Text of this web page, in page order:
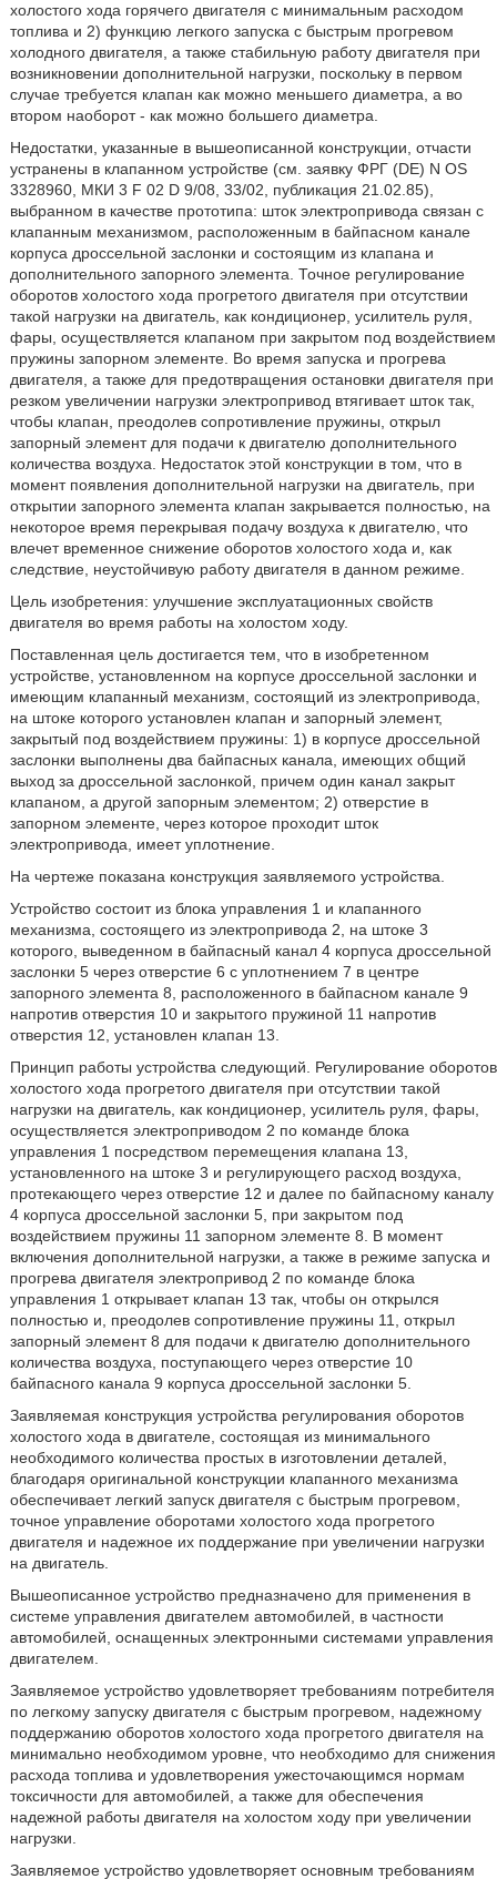
холостого хода горячего двигателя с минимальным расходом
топлива и 2) функцию легкого запуска с быстрым прогревом
холодного двигателя, а также стабильную работу двигателя при
возникновении дополнительной нагрузки, поскольку в первом
случае требуется клапан как можно меньшего диаметра, а во
втором наоборот - как можно большего диаметра.
Недостатки, указанные в вышеописанной конструкции, отчасти
устранены в клапанном устройстве (см. заявку ФРГ (DE) N OS
3328960, МКИ 3 F 02 D 9/08, 33/02, публикация 21.02.85),
выбранном в качестве прототипа: шток электропривода связан с
клапанным механизмом, расположенным в байпасном канале
корпуса дроссельной заслонки и состоящим из клапана и
дополнительного запорного элемента. Точное регулирование
оборотов холостого хода прогретого двигателя при отсутствии
такой нагрузки на двигатель, как кондиционер, усилитель руля,
фары, осуществляется клапаном при закрытом под воздействием
пружины запорном элементе. Во время запуска и прогрева
двигателя, а также для предотвращения остановки двигателя при
резком увеличении нагрузки электропривод втягивает шток так,
чтобы клапан, преодолев сопротивление пружины, открыл
запорный элемент для подачи к двигателю дополнительного
количества воздуха. Недостаток этой конструкции в том, что в
момент появления дополнительной нагрузки на двигатель, при
открытии запорного элемента клапан закрывается полностью, на
некоторое время перекрывая подачу воздуха к двигателю, что
влечет временное снижение оборотов холостого хода и, как
следствие, неустойчивую работу двигателя в данном режиме.
Цель изобретения: улучшение эксплуатационных свойств
двигателя во время работы на холостом ходу.
Поставленная цель достигается тем, что в изобретенном
устройстве, установленном на корпусе дроссельной заслонки и
имеющим клапанный механизм, состоящий из электропривода,
на штоке которого установлен клапан и запорный элемент,
закрытый под воздействием пружины: 1) в корпусе дроссельной
заслонки выполнены два байпасных канала, имеющих общий
выход за дроссельной заслонкой, причем один канал закрыт
клапаном, а другой запорным элементом; 2) отверстие в
запорном элементе, через которое проходит шток
электропривода, имеет уплотнение.
На чертеже показана конструкция заявляемого устройства.
Устройство состоит из блока управления 1 и клапанного
механизма, состоящего из электропривода 2, на штоке 3
которого, выведенном в байпасный канал 4 корпуса дроссельной
заслонки 5 через отверстие 6 с уплотнением 7 в центре
запорного элемента 8, расположенного в байпасном канале 9
напротив отверстия 10 и закрытого пружиной 11 напротив
отверстия 12, установлен клапан 13.
Принцип работы устройства следующий. Регулирование оборотов
холостого хода прогретого двигателя при отсутствии такой
нагрузки на двигатель, как кондиционер, усилитель руля, фары,
осуществляется электроприводом 2 по команде блока
управления 1 посредством перемещения клапана 13,
установленного на штоке 3 и регулирующего расход воздуха,
протекающего через отверстие 12 и далее по байпасному каналу
4 корпуса дроссельной заслонки 5, при закрытом под
воздействием пружины 11 запорном элементе 8. В момент
включения дополнительной нагрузки, а также в режиме запуска и
прогрева двигателя электропривод 2 по команде блока
управления 1 открывает клапан 13 так, чтобы он открылся
полностью и, преодолев сопротивление пружины 11, открыл
запорный элемент 8 для подачи к двигателю дополнительного
количества воздуха, поступающего через отверстие 10
байпасного канала 9 корпуса дроссельной заслонки 5.
Заявляемая конструкция устройства регулирования оборотов
холостого хода в двигателе, состоящая из минимального
необходимого количества простых в изготовлении деталей,
благодаря оригинальной конструкции клапанного механизма
обеспечивает легкий запуск двигателя с быстрым прогревом,
точное управление оборотами холостого хода прогретого
двигателя и надежное их поддержание при увеличении нагрузки
на двигатель.
Вышеописанное устройство предназначено для применения в
системе управления двигателем автомобилей, в частности
автомобилей, оснащенных электронными системами управления
двигателем.
Заявляемое устройство удовлетворяет требованиям потребителя
по легкому запуску двигателя с быстрым прогревом, надежному
поддержанию оборотов холостого хода прогретого двигателя на
минимально необходимом уровне, что необходимо для снижения
расхода топлива и удовлетворения ужесточающимся нормам
токсичности для автомобилей, а также для обеспечения
надежной работы двигателя на холостом ходу при увеличении
нагрузки.
Заявляемое устройство удовлетворяет основным требованиям